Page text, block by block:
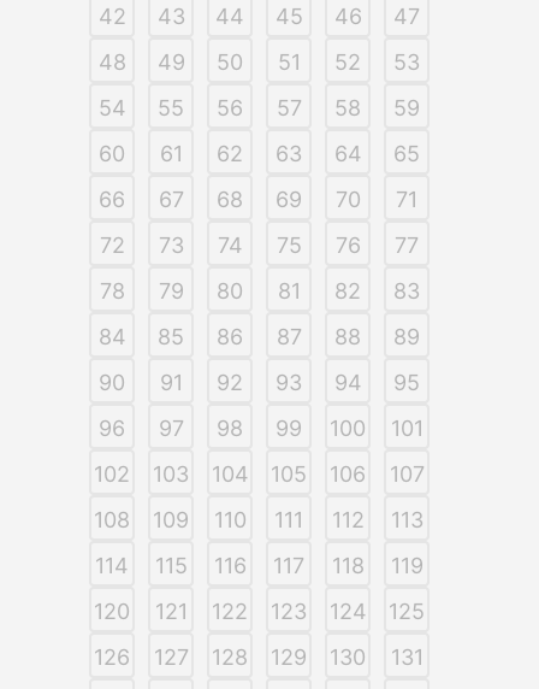
42 43 44 45 46
47
48
49 50 51 52
53
54
55 56 57 58
59
60
61 62 63 64
65
66
67 68 69 70
71
72
73 74 75 76
77
78
79 80 81 82
83
84
85 86 87 88
89
90
91 92 93 94
95
96
97 98 99 100
101
102
103 104 105 106
107
108
109 110 111 112
113
114
115 116 117 118
119
120
121 122 123 124
125
126
127 128 129 130
131